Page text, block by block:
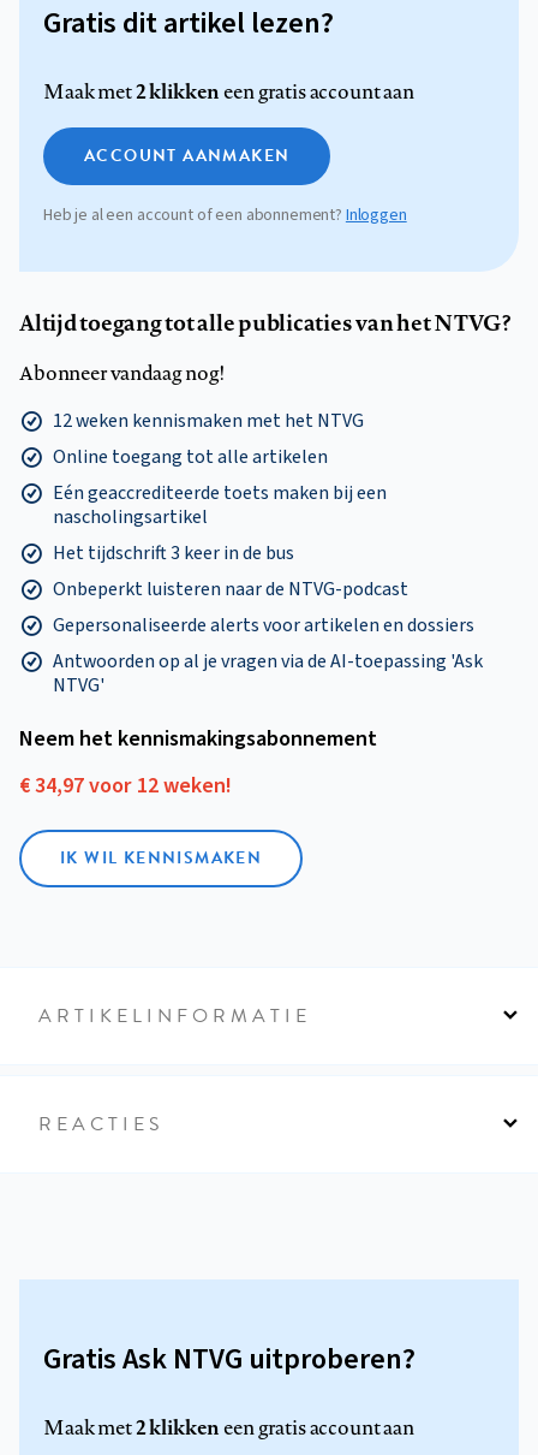
Gratis dit artikel lezen?
Maak met2 klikkeneen gratis account aan
ACCOUNT AANMAKEN
Heb je al een account of een abonnement? Inloggen
Altijd toegang tot alle publicaties van het NTVG?
Abonneer vandaag nog!
12 weken kennismaken met het NTVG
Online toegang tot alle artikelen
Eén geaccrediteerde toets maken bij een
nascholingsartikel
Het tijdschrift 3 keer in de bus
Onbeperkt luisteren naar de NTVG-podcast
Gepersonaliseerde alerts voor artikelen en dossiers
Antwoorden op al je vragen via de AI-toepassing 'Ask
NTVG'
Neem het kennismakings­abonnement
€ 34,97 voor 12 weken!
IK WIL KENNISMAKEN
ARTIKELINFORMATIE
REACTIES
Gratis Ask NTVG uitproberen?
Maak met2 klikkeneen gratis account aan